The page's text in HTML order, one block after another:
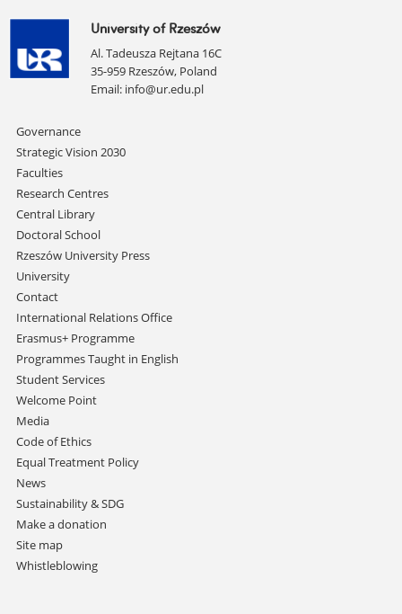
University of Rzeszów
Al. Tadeusza Rejtana 16C
35-959 Rzeszów, Poland
Email: info@ur.edu.pl
Skip
navigation
Governance
Strategic Vision 2030
Faculties
Research Centres
Central Library
Doctoral School
Rzeszów University Press
University
Contact
International Relations Office
Erasmus+ Programme
Programmes Taught in English
Student Services
Welcome Point
Media
Code of Ethics
Equal Treatment Policy
News
Sustainability & SDG
Make a donation
Site map
Whistleblowing